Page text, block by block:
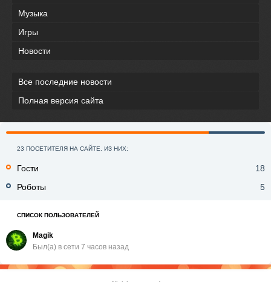
Музыка
Игры
Новости
Все последние новости
Полная версия сайта
23 ПОСЕТИТЕЛЯ НА САЙТЕ. ИЗ НИХ:
Гости
18
Роботы
5
СПИСОК ПОЛЬЗОВАТЕЛЕЙ
Magik
Был(a) в сети 7 часов назад